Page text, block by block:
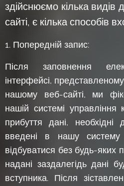
здійснюємо кілька видів
сайті, є кілька способів
1. Попередній запис:
Після заповнення
інтерфейсі, представленому
нашому веб-сайті, ми
нашій системі
прибуття дані,
введені в нашу
відбуватися без будь-яких
надані заздалегідь дані
вступника. Після